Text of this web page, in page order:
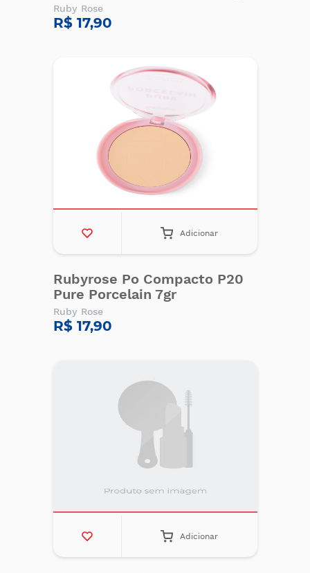
Ruby Rose
R$ 17,90
Adicionar
Rubyrose Po Compacto P20
Pure Porcelain 7gr
Ruby Rose
R$ 17,90
Adicionar